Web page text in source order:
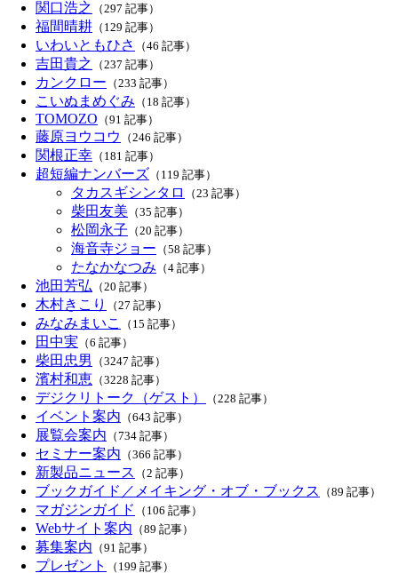
関口浩之 （297 記事）
福間晴耕 （129 記事）
いわいともひさ （46 記事）
吉田貴之 （237 記事）
カンクロー （233 記事）
こいぬまめぐみ （18 記事）
TOMOZO （91 記事）
藤原ヨウコウ （246 記事）
関根正幸 （181 記事）
超短編ナンバーズ （119 記事）
タカスギシンタロ （23 記事）
柴田友美 （35 記事）
松岡永子 （20 記事）
海音寺ジョー （58 記事）
たなかなつみ （4 記事）
池田芳弘 （20 記事）
木村きこり （27 記事）
みなみまいこ （15 記事）
田中実 （6 記事）
柴田忠男 （3247 記事）
濱村和恵 （3228 記事）
デジクリトーク（ゲスト） （228 記事）
イベント案内 （643 記事）
展覧会案内 （734 記事）
セミナー案内 （366 記事）
新製品ニュース （2 記事）
ブックガイド／メイキング・オブ・ブックス （89 記事）
マガジンガイド （106 記事）
Webサイト案内 （89 記事）
募集案内 （91 記事）
プレゼント （199 記事）